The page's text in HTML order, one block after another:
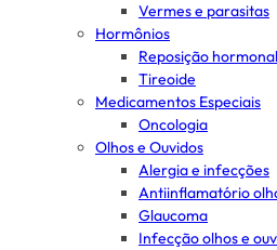
Vermes e parasitas
Hormônios
Reposição hormonal
Tireoide
Medicamentos Especiais
Oncologia
Olhos e Ouvidos
Alergia e infecções
Antiinflamatório
Glaucoma
Infecção olhos e